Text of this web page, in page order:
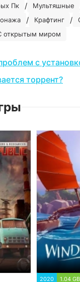
Пк / Мультяшные
/ Крафтинг /
открытым миром
с
торрент?
2020 1.04 GB